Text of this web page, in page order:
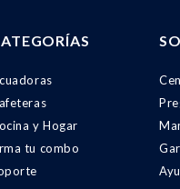
y Hogar
tu combo